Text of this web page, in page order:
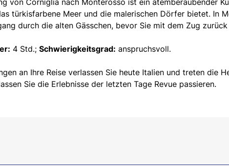
türkisfarbene Meer und die malerischen Dörfer bietet. In
durch die alten Gässchen, bevor Sie mit dem Zug zurück
4 Std.; Schwierigkeitsgrad: anspruchsvoll.
an Ihre Reise verlassen Sie heute Italien und treten die
Sie die Erlebnisse der letzten Tage Revue passieren.